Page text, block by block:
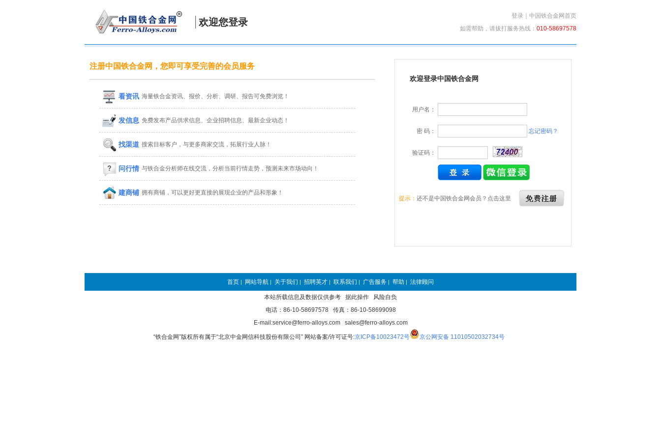
欢迎您登录
登录
中国铁合金网首页
如需帮助，请拔打服务热线： 010-58697578
注册中国铁合金网，您即可享受完善的会员服务
看资讯 海量铁合金资讯、报价、分析、调研、报告可免费浏览！
发信息 免费发布产品供求信息、企业招聘信息、最新企业动态！
找渠道 搜索目标客户，与更多商家交流，拓展行业人脉！
问行情 与铁合金分析师在线交流，分析当前行情走势，预测未来市场动向！
建商铺 拥有商铺，可以更好更直接的展现企业的产品和形象！
欢迎登录中国铁合金网
用户名：
密 码： 忘记密码？
验证码：
提示： 还不是中国铁合金网会员？点击这里
首页 | 网站导航 | 关于我们 | 招聘英才 | 联系我们 | 广告服务 | 帮助 | 法律顾问
本站所载信息及数据仅供参考 据此操作 风险自负
电话：86-10-58697578 传真：86-10-58699098
E-mail:service@ferro-alloys.com sales@ferro-alloys.com
“铁合金网”版权所有属于“北京中金网信科技股份有限公司” 网站备案/许可证号:京ICP备10023472号 京公网安备 11010502032734号